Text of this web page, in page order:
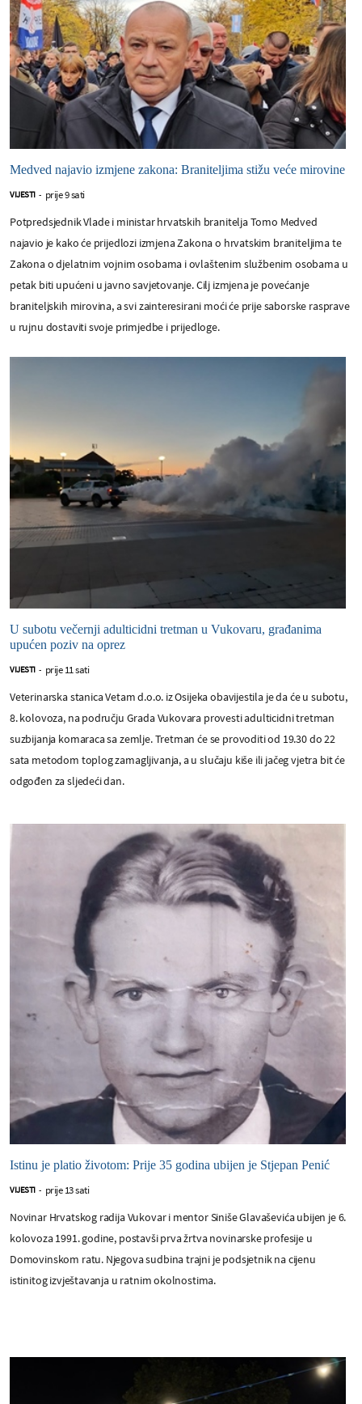
Medved najavio izmjene zakona: Braniteljima stižu veće mirovine
VIJESTI - prije 9 sati
Potpredsjednik Vlade i ministar hrvatskih branitelja Tomo Medved
najavio je kako će prijedlozi izmjena Zakona o hrvatskim braniteljima te
Zakona o djelatnim vojnim osobama i ovlaštenim službenim osobama u
petak biti upućeni u javno savjetovanje. Cilj izmjena je povećanje
braniteljskih mirovina, a svi zainteresirani moći će prije saborske rasprave
u rujnu dostaviti svoje primjedbe i prijedloge.
U subotu večernji adulticidni tretman u Vukovaru, građanima
upućen poziv na oprez
VIJESTI - prije 11 sati
Veterinarska stanica Vetam d.o.o. iz Osijeka obavijestila je da će u subotu,
8. kolovoza, na području Grada Vukovara provesti adulticidni tretman
suzbijanja komaraca sa zemlje. Tretman će se provoditi od 19.30 do 22
sata metodom toplog zamagljivanja, a u slučaju kiše ili jačeg vjetra bit će
odgođen za sljedeći dan.
Istinu je platio životom: Prije 35 godina ubijen je Stjepan Penić
VIJESTI - prije 13 sati
Novinar Hrvatskog radija Vukovar i mentor Siniše Glavaševića ubijen je 6.
kolovoza 1991. godine, postavši prva žrtva novinarske profesije u
Domovinskom ratu. Njegova sudbina trajni je podsjetnik na cijenu
istinitog izvještavanja u ratnim okolnostima.